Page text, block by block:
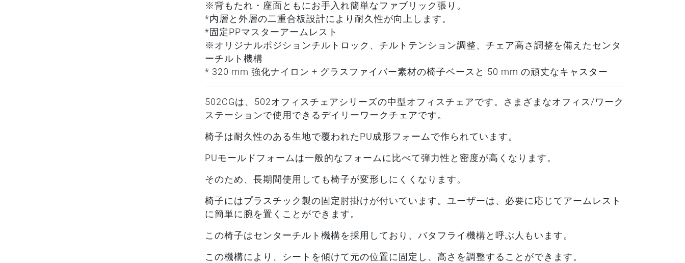
※背もたれ・座面ともにお手入れ簡単なファブリック張り。
*内層と外層の二重合板設計により耐久性が向上します。
*固定PPマスターアームレスト
※オリジナルポジションチルトロック、チルトテンション調整、チェア高さ調整を備えたセンタ
ーチルト機構
* 320 mm 強化ナイロン + グラスファイバー素材の椅子ベースと 50 mm の頑丈なキャスター
502CGは、502オフィスチェアシリーズの中型オフィスチェアです。さまざまなオフィス/ワーク
ステーションで使用できるデイリーワークチェアです。
椅子は耐久性のある生地で覆われたPU成形フォームで作られています。
PUモールドフォームは一般的なフォームに比べて弾力性と密度が高くなります。
そのため、長期間使用しても椅子が変形しにくくなります。
椅子にはプラスチック製の固定肘掛けが付いています。ユーザーは、必要に応じてアームレスト
に簡単に腕を置くことができます。
この椅子はセンターチルト機構を採用しており、バタフライ機構と呼ぶ人もいます。
この機構により、シートを傾けて元の位置に固定し、高さを調整することができます。